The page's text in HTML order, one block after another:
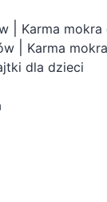
Karma
Karma
dla dzieci